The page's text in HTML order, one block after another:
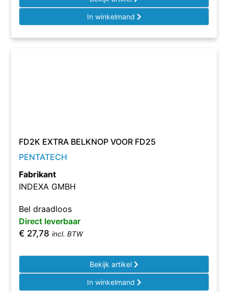
In winkelmand
FD2K EXTRA BELKNOP VOOR FD25
PENTATECH
Fabrikant
INDEXA GMBH
Bel draadloos
Direct leverbaar
€ 27,78 incl. BTW
Bekijk artikel
In winkelmand